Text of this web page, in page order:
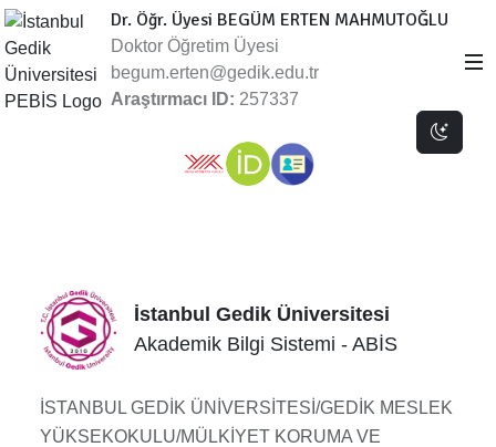
Dark
Dr. Öğr. Üyesi BEGÜM ERTEN MAHMUTOĞLU
Doktor Öğretim Üyesi
begum.erten@gedik.edu.tr
Araştırmacı ID: 257337
İstanbul Gedik Üniversitesi
Akademik Bilgi Sistemi - ABİS
İSTANBUL GEDİK ÜNİVERSİTESİ/GEDİK MESLEK
YÜKSEKOKULU/MÜLKİYET KORUMA VE